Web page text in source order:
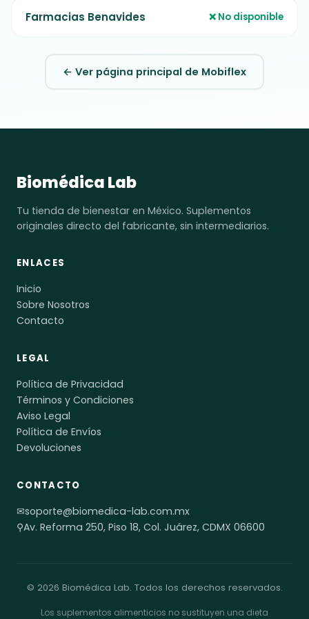
Farmacias Benavides ❌ No disponible
← Ver página principal de Mobiflex
Biomédica Lab
Tu tienda de bienestar en México. Suplementos
originales directo del fabricante, sin intermediarios.
ENLACES
Inicio
Sobre Nosotros
Contacto
LEGAL
Política de Privacidad
Términos y Condiciones
Aviso Legal
Política de Envíos
Devoluciones
CONTACTO
✉soporte@biomedica-lab.com.mx
⚲Av. Reforma 250, Piso 18, Col. Juárez, CDMX 06600
© 2026 Biomédica Lab. Todos los derechos reservados.
Los suplementos alimenticios no sustituyen una dieta